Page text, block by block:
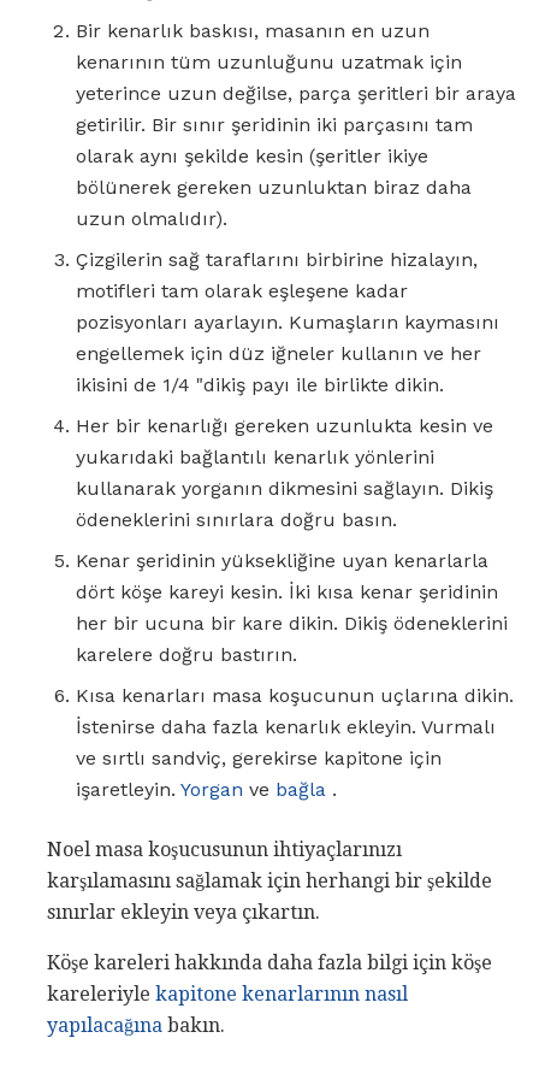
Bir kenarlık baskısı, masanın en uzun
kenarının tüm uzunluğunu uzatmak için
yeterince uzun değilse, parça şeritleri bir araya
getirilir. Bir sınır şeridinin iki parçasını tam
olarak aynı şekilde kesin (şeritler ikiye
bölünerek gereken uzunluktan biraz daha
uzun olmalıdır).
Çizgilerin sağ taraflarını birbirine hizalayın,
motifleri tam olarak eşleşene kadar
pozisyonları ayarlayın. Kumaşların kaymasını
engellemek için düz iğneler kullanın ve her
ikisini de 1/4 "dikiş payı ile birlikte dikin.
Her bir kenarlığı gereken uzunlukta kesin ve
yukarıdaki bağlantılı kenarlık yönlerini
kullanarak yorganın dikmesini sağlayın. Dikiş
ödeneklerini sınırlara doğru basın.
Kenar şeridinin yüksekliğine uyan kenarlarla
dört köşe kareyi kesin. İki kısa kenar şeridinin
her bir ucuna bir kare dikin. Dikiş ödeneklerini
karelere doğru bastırın.
Kısa kenarları masa koşucunun uçlarına dikin.
İstenirse daha fazla kenarlık ekleyin. Vurmalı
ve sırtlı sandviç, gerekirse kapitone için
işaretleyin. Yorgan ve bağla .
Noel masa koşucusunun ihtiyaçlarınızı
karşılamasını sağlamak için herhangi bir şekilde
sınırlar ekleyin veya çıkartın.
Köşe kareleri hakkında daha fazla bilgi için köşe
kareleriyle kapitone kenarlarının nasıl
yapılacağına bakın.